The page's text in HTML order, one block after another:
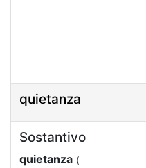
quietanza
Sostantivo
quietanza (